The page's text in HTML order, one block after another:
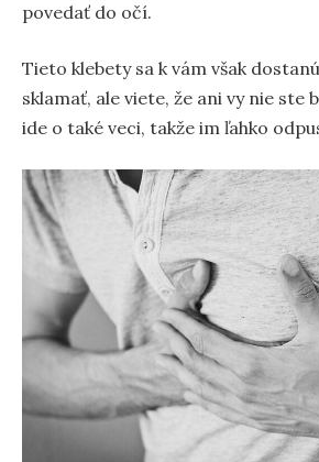
povedať do očí.
Tieto klebety sa k vám však
sklamať, ale viete, že ani vy nie ste
ide o také veci, takže im ľahko